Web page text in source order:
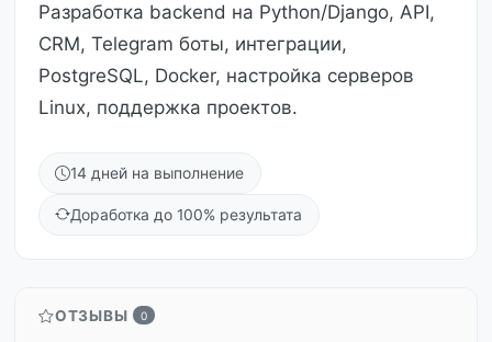
Разработка backend на Python/Django, API,
CRM, Telegram боты, интеграции,
PostgreSQL, Docker, настройка серверов
Linux, поддержка проектов.
14 дней на выполнение
Доработка до 100% результата
ОТЗЫВЫ 0